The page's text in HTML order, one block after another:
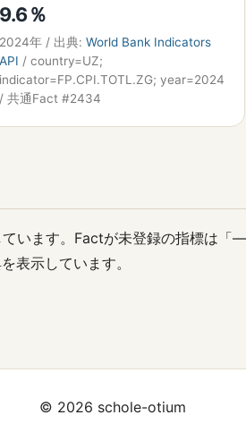
9.6％
2024年 / 出典: World Bank Indicators
API / country=UZ;
indicator=FP.CPI.TOTL.ZG; year=2024
/ 共通Fact #2434
います。Factが未登録の指標は「
表示しています。
© 2026 schole-otium